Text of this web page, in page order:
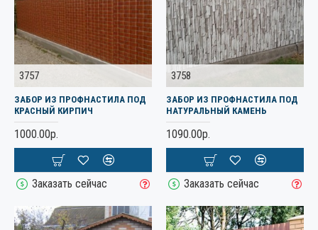
3757
ЗАБОР ИЗ ПРОФНАСТИЛА ПОД
КРАСНЫЙ КИРПИЧ
1000.00р.
Заказать сейчас
3758
ЗАБОР ИЗ ПРОФНАСТИЛА ПОД
НАТУРАЛЬНЫЙ КАМЕНЬ
1090.00р.
Заказать сейчас